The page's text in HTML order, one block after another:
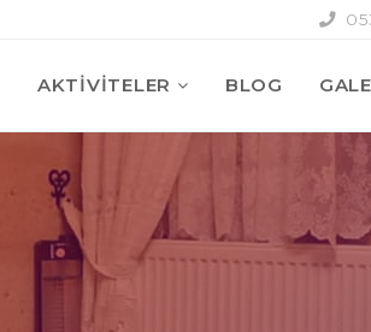
AKTIVITELER BLOG